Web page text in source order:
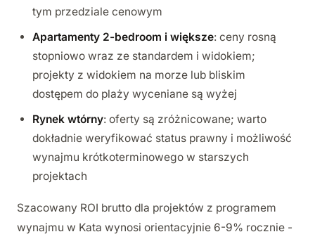
tym przedziale cenowym
Apartamenty 2-bedroom i większe: ceny rosną
stopniowo wraz ze standardem i widokiem;
projekty z widokiem na morze lub bliskim
dostępem do plaży wyceniane są wyżej
Rynek wtórny: oferty są zróżnicowane; warto
dokładnie weryfikować status prawny i możliwość
wynajmu krótkoterminowego w starszych
projektach
Szacowany ROI brutto dla projektów z programem
wynajmu w Kata wynosi orientacyjnie 6-9% rocznie -